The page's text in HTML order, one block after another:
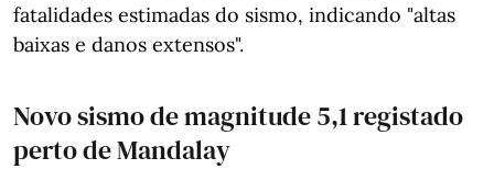
fatalidades estimadas do sismo, indicando "altas
baixas e danos extensos".
Novo sismo de magnitude 5,1 registado
perto de Mandalay